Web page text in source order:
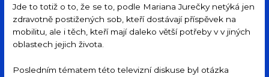
Jde to totiž o to, že se to, podle Mariana Jurečky netýká jen
zdravotně postižených sob, kteří dostávají příspěvek na
mobilitu, ale i těch, kteří mají daleko větší potřeby v v jiných
oblastech jejich života.
Posledním tématem této televizní diskuse byl otázka